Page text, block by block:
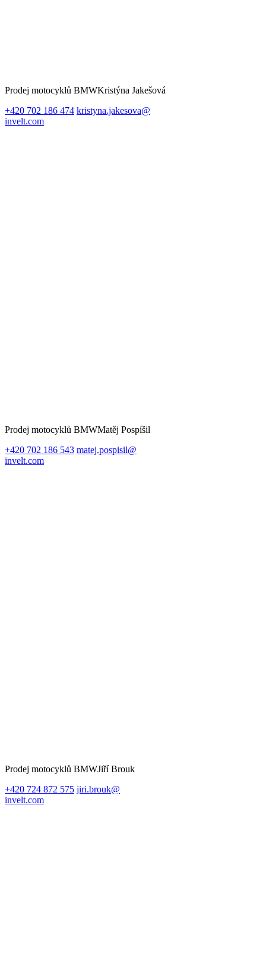
Prodej motocyklů BMWKristýna Jakešová
+420 702 186 474 kristyna.jakesova@
invelt.com
Prodej motocyklů BMWMatěj Pospíšil
+420 702 186 543 matej.pospisil@
invelt.com
Prodej motocyklů BMWJiří Brouk
+420 724 872 575 jiri.brouk@
invelt.com